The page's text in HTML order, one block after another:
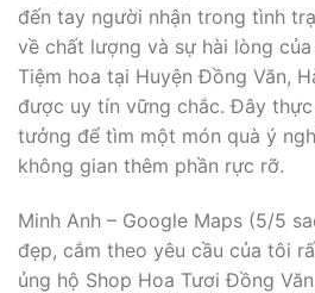
đến tay người nhận trong tình
về chất lượng và sự hài lòng
Tiệm hoa tại Huyện Đồng Văn,
được uy tín vững chắc. Đây
tưởng để tìm một món quà ý
không gian thêm phần rực rỡ.
Minh Anh – Google Maps (5/5
đẹp, cắm theo yêu cầu của tôi
ủng hộ Shop Hoa Tươi Đồng